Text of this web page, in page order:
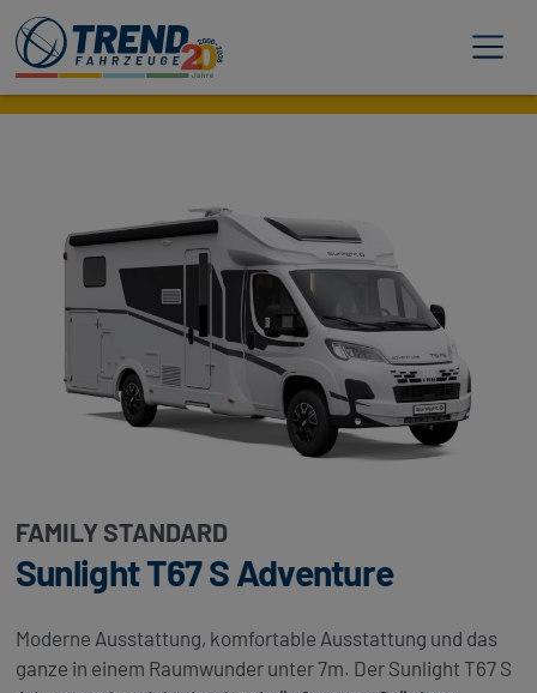
FAMILY STANDARD
Sunlight T67 S Adventure
Moderne Ausstattung, komfortable Ausstattung und das
ganze in einem Raumwunder unter 7m. Der Sunlight T67 S